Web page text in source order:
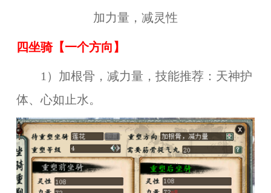
加力量，减灵性
四坐骑【一个方向 】
1）加根骨，减力量，技能推荐：天神护
体、心如止水。